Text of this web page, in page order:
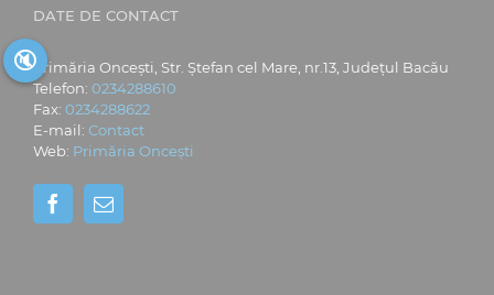
DATE DE CONTACT
Primăria Oncești, Str. Ștefan cel Mare, nr.13, Județul Bacău
Telefon: 0234288610
Fax: 0234288622
E-mail: Contact
Web: Primăria Oncești
🔇